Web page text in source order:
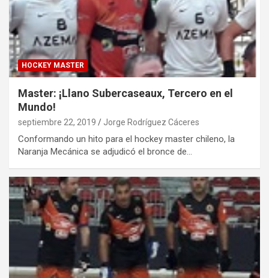
HOCKEY MASTER
Master: ¡Llano Subercaseaux, Tercero en el
Mundo!
septiembre 22, 2019 Jorge Rodríguez Cáceres
Conformando un hito para el hockey master chileno, la
Naranja Mecánica se adjudicó el bronce de…